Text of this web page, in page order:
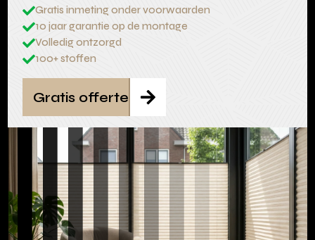
Gratis inmeting onder voorwaarden
10 jaar garantie op de montage
Volledig ontzorgd
100+ stoffen

Gratis offerte